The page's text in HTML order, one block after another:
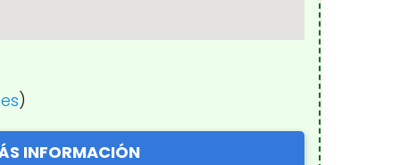
)
INFORMACIÓN